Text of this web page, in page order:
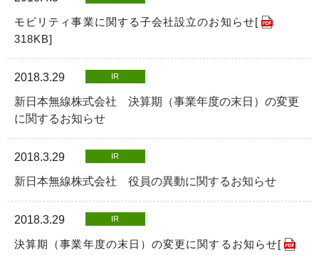
モビリティ事業に関する子会社設立のお知らせ[
318KB]
2018.3.29 IR
新日本無線株式会社 決算期（事業年度の末日）の変更
に関するお知らせ
2018.3.29 IR
新日本無線株式会社 役員の異動に関するお知らせ
2018.3.29 IR
決算期（事業年度の末日）の変更に関するお知らせ[